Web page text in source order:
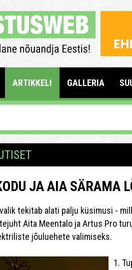
ARTIKKELI GALLERIA
JA AIA SÄRAMA
tekitab alati palju küsimusi -
Aita Meentalo ja Artus Pro
jõuluehete valimiseks.
1.